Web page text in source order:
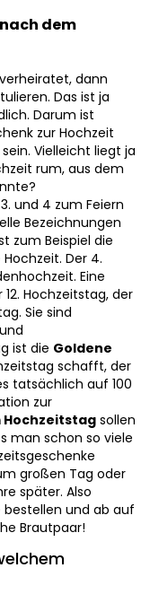
dem
dann
Das ist ja
Darum ist
zur Hochzeit
Vielleicht liegt ja
rum, aus dem
und 4 zum Feiern
Bezeichnungen
zum Beispiel die
Der 4.
Eine
Hochzeitstag, der
Sie sind
ist die Goldene
schafft, der
tatsächlich auf 100
zur
Hochzeitstag sollen
man schon so viele
großen Tag oder
später. Also
bestellen und ab auf
Brautpaar!